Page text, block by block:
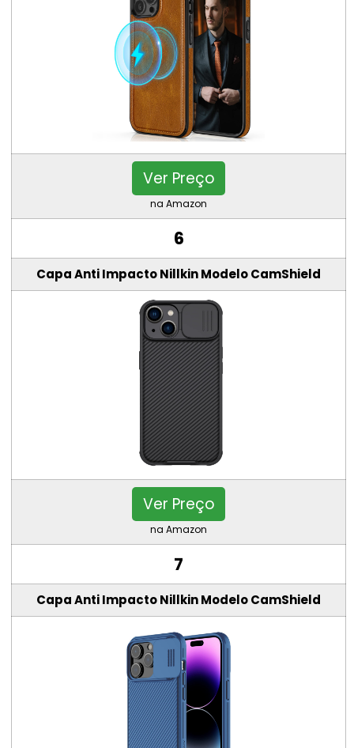
Ver Preço
na Amazon
6
Capa Anti Impacto Nillkin Modelo CamShield
Ver Preço
na Amazon
7
Capa Anti Impacto Nillkin Modelo CamShield